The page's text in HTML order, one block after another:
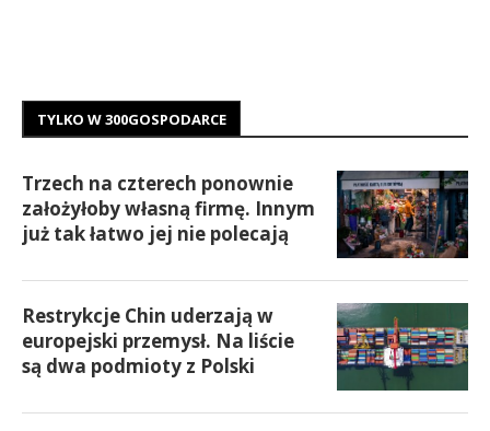
TYLKO W 300GOSPODARCE
Trzech na czterech ponownie
założyłoby własną firmę. Innym
już tak łatwo jej nie polecają
Restrykcje Chin uderzają w
europejski przemysł. Na liście
są dwa podmioty z Polski